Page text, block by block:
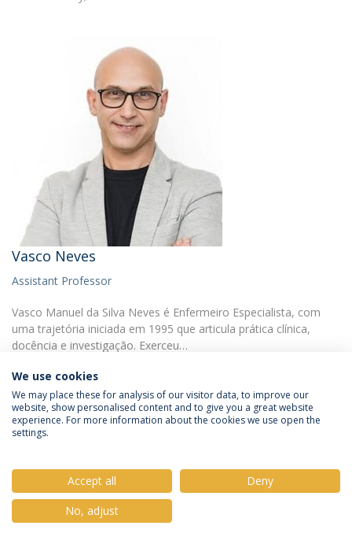
Vasco Neves
Assistant Professor
Vasco Manuel da Silva Neves é Enfermeiro Especialista, com
uma trajetória iniciada em 1995 que articula prática clínica,
docência e investigação. Exerceu…
Privacy Policy
© 2026 Universidade Católica Portuguesa
We use cookies
We may place these for analysis of our visitor data, to improve our
website, show personalised content and to give you a great website
experience. For more information about the cookies we use open the
settings.
Accept all
Deny
No, adjust